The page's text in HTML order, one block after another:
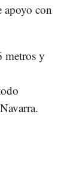
apoyo con
metros y